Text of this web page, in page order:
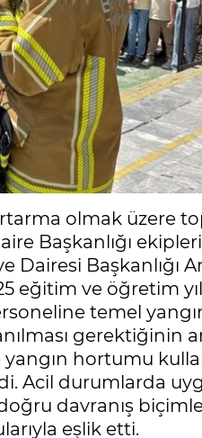
olmak üzere
Başkanlığı
Dairesi Başkanlığı
eğitim ve öğretim
temel
gerektiğinin
hortumu
Acil durumlarda
davranış
eşlik etti.